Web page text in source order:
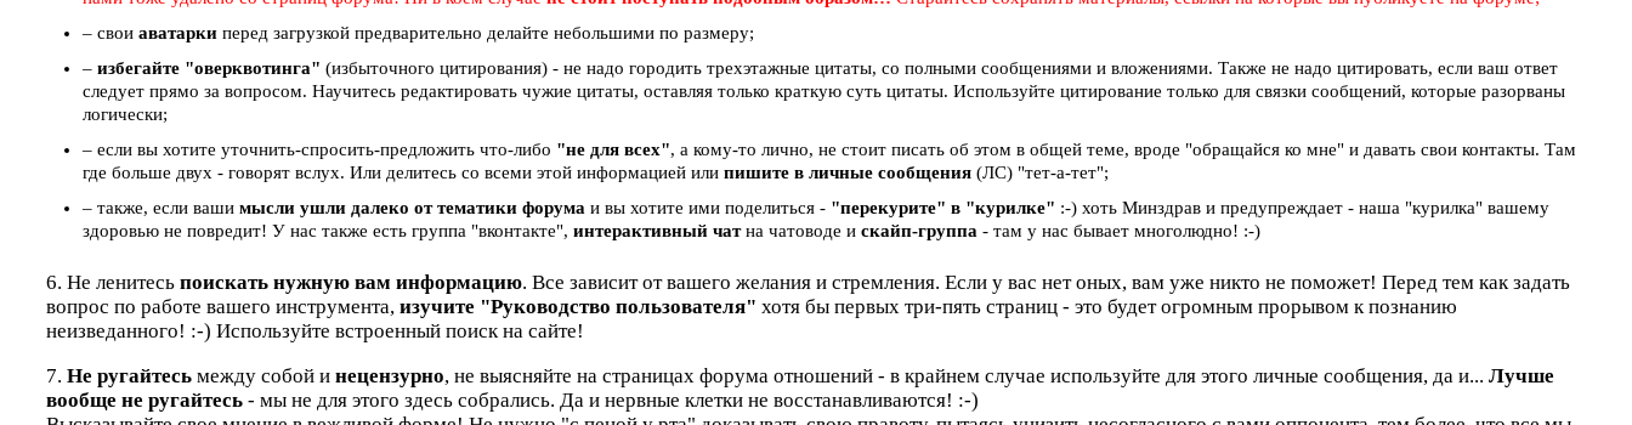
– свои аватарки перед загрузкой предварительно делайте небольшими по размеру;
– избегайте "оверквотинга" (избыточного цитирования) - не надо городить трехэтажные цитаты, со полными сообщениями и вложениями. Также не надо цитировать, если ваш ответ
следует прямо за вопросом. Научитесь редактировать чужие цитаты, оставляя только краткую суть цитаты. Используйте цитирование только для связки сообщений, которые разорваны
логически;
– если вы хотите уточнить-спросить-предложить что-либо "не для всех", а кому-то лично, не стоит писать об этом в общей теме, вроде "обращайся ко мне" и давать свои контакты. Там
где больше двух - говорят вслух. Или делитесь со всеми этой информацией или пишите в личные сообщения (ЛС) "тет-а-тет";
– также, если ваши мысли ушли далеко от тематики форума и вы хотите ими поделиться - "перекурите" в "курилке" :-) хоть Минздрав и предупреждает - наша "курилка" вашему
здоровью не повредит! У нас также есть группа "вконтакте", интерактивный чатна чатоводе и скайп-группа - там у нас бывает многолюдно! :-)
6. Не ленитесь поискать нужную вам информацию. Все зависит от вашего желания и стремления. Если у вас нет оных, вам уже никто не поможет! Перед тем как задать
вопрос по работе вашего инструмента, изучите "Руководство пользователя" хотя бы первых три-пять страниц - это будет огромным прорывом к познанию
неизведанного! :-) Используйте встроенный поиск на сайте!
7. Не ругайтесь между собой и нецензурно, не выясняйте на страницах форума отношений - в крайнем случае используйте для этого личные сообщения, да и... Лучше
вообще не ругайтесь - мы не для этого здесь собрались. Да и нервные клетки не восстанавливаются! :-)